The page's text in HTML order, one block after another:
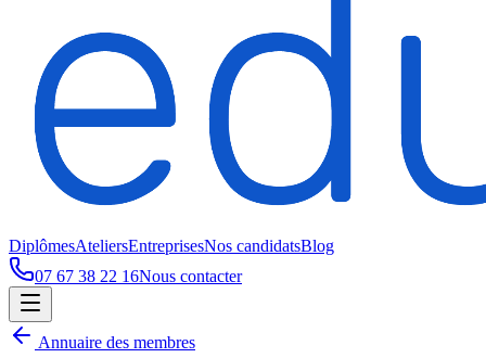
DiplômesAteliersEntreprisesNos candidatsBlog
07 67 38 22 16Nous contacter
Annuaire des membres